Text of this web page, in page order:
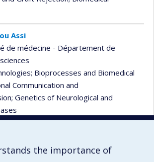
Assi
de médecine - Département de
; Bioprocesses and Biomedical
Communication and
; Genetics of Neurological and
de médecine - Département de
the importance of